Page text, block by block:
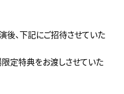
、下記にご招待させていた
定特典をお渡しさせていた